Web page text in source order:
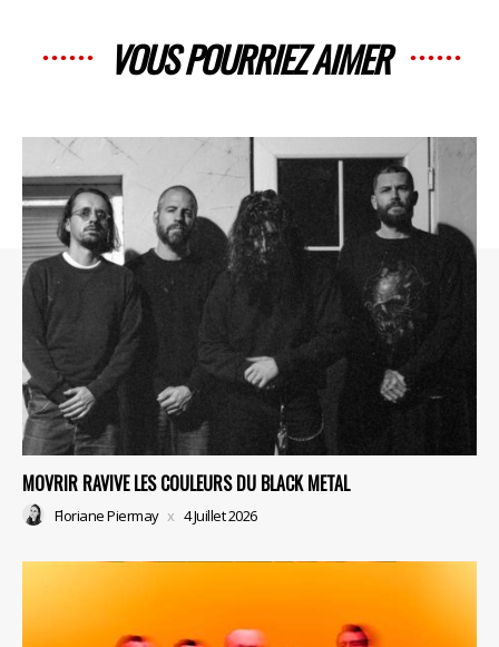
VOUS POURRIEZ AIMER
MOVRIR RAVIVE LES COULEURS DU BLACK METAL
Floriane Piermay 4 Juillet 2026